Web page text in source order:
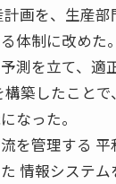
画を、生産部
体制に改めた。
測を立て、適
築したことで
なった。
を管理する
情報システ